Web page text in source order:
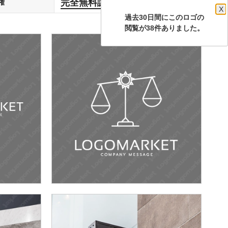
過去30日間にこのロゴの
X
閲覧が38件ありました。